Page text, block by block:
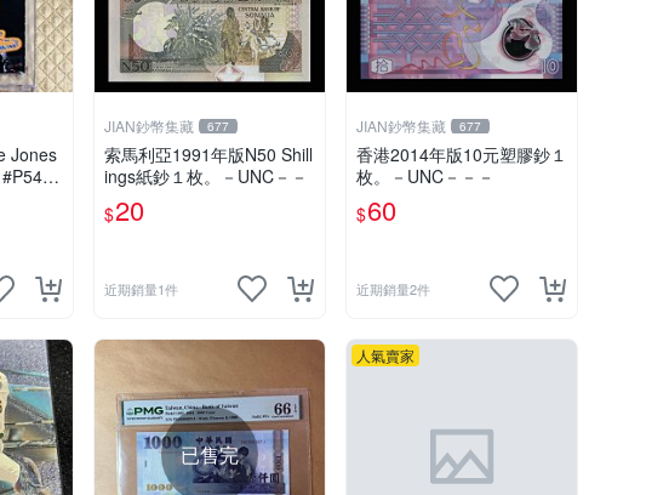
Jones
JIAN鈔幣集藏 677
索馬利亞1991年版N50 Shill
ings紙鈔１枚。－UNC－－
$20
近期銷量1件
JIAN鈔幣集藏 677
香港2014年版10元塑膠鈔１
枚。－UNC－－－
$60
近期銷量2件
已售完
人氣賣家